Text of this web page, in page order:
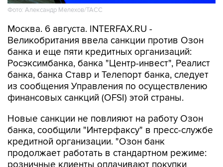
Фото: Александр Мелехов/ТАСС
Москва. 6 августа. INTERFAX.RU -
Великобритания ввела санкции против Озон
банка и еще пяти кредитных организаций:
Росэксимбанка, банка "Центр-инвест", Реалист
банка, банка Ставр и Телепорт банка, следует
из сообщения Управления по осуществлению
финансовых санкций (OFSI) этой страны.
Новые санкции не повлияют на работу Озон
банка, сообщили "Интерфаксу" в пресс-службе
кредитной организации. "Озон банк
продолжает работать в стандартном режиме: